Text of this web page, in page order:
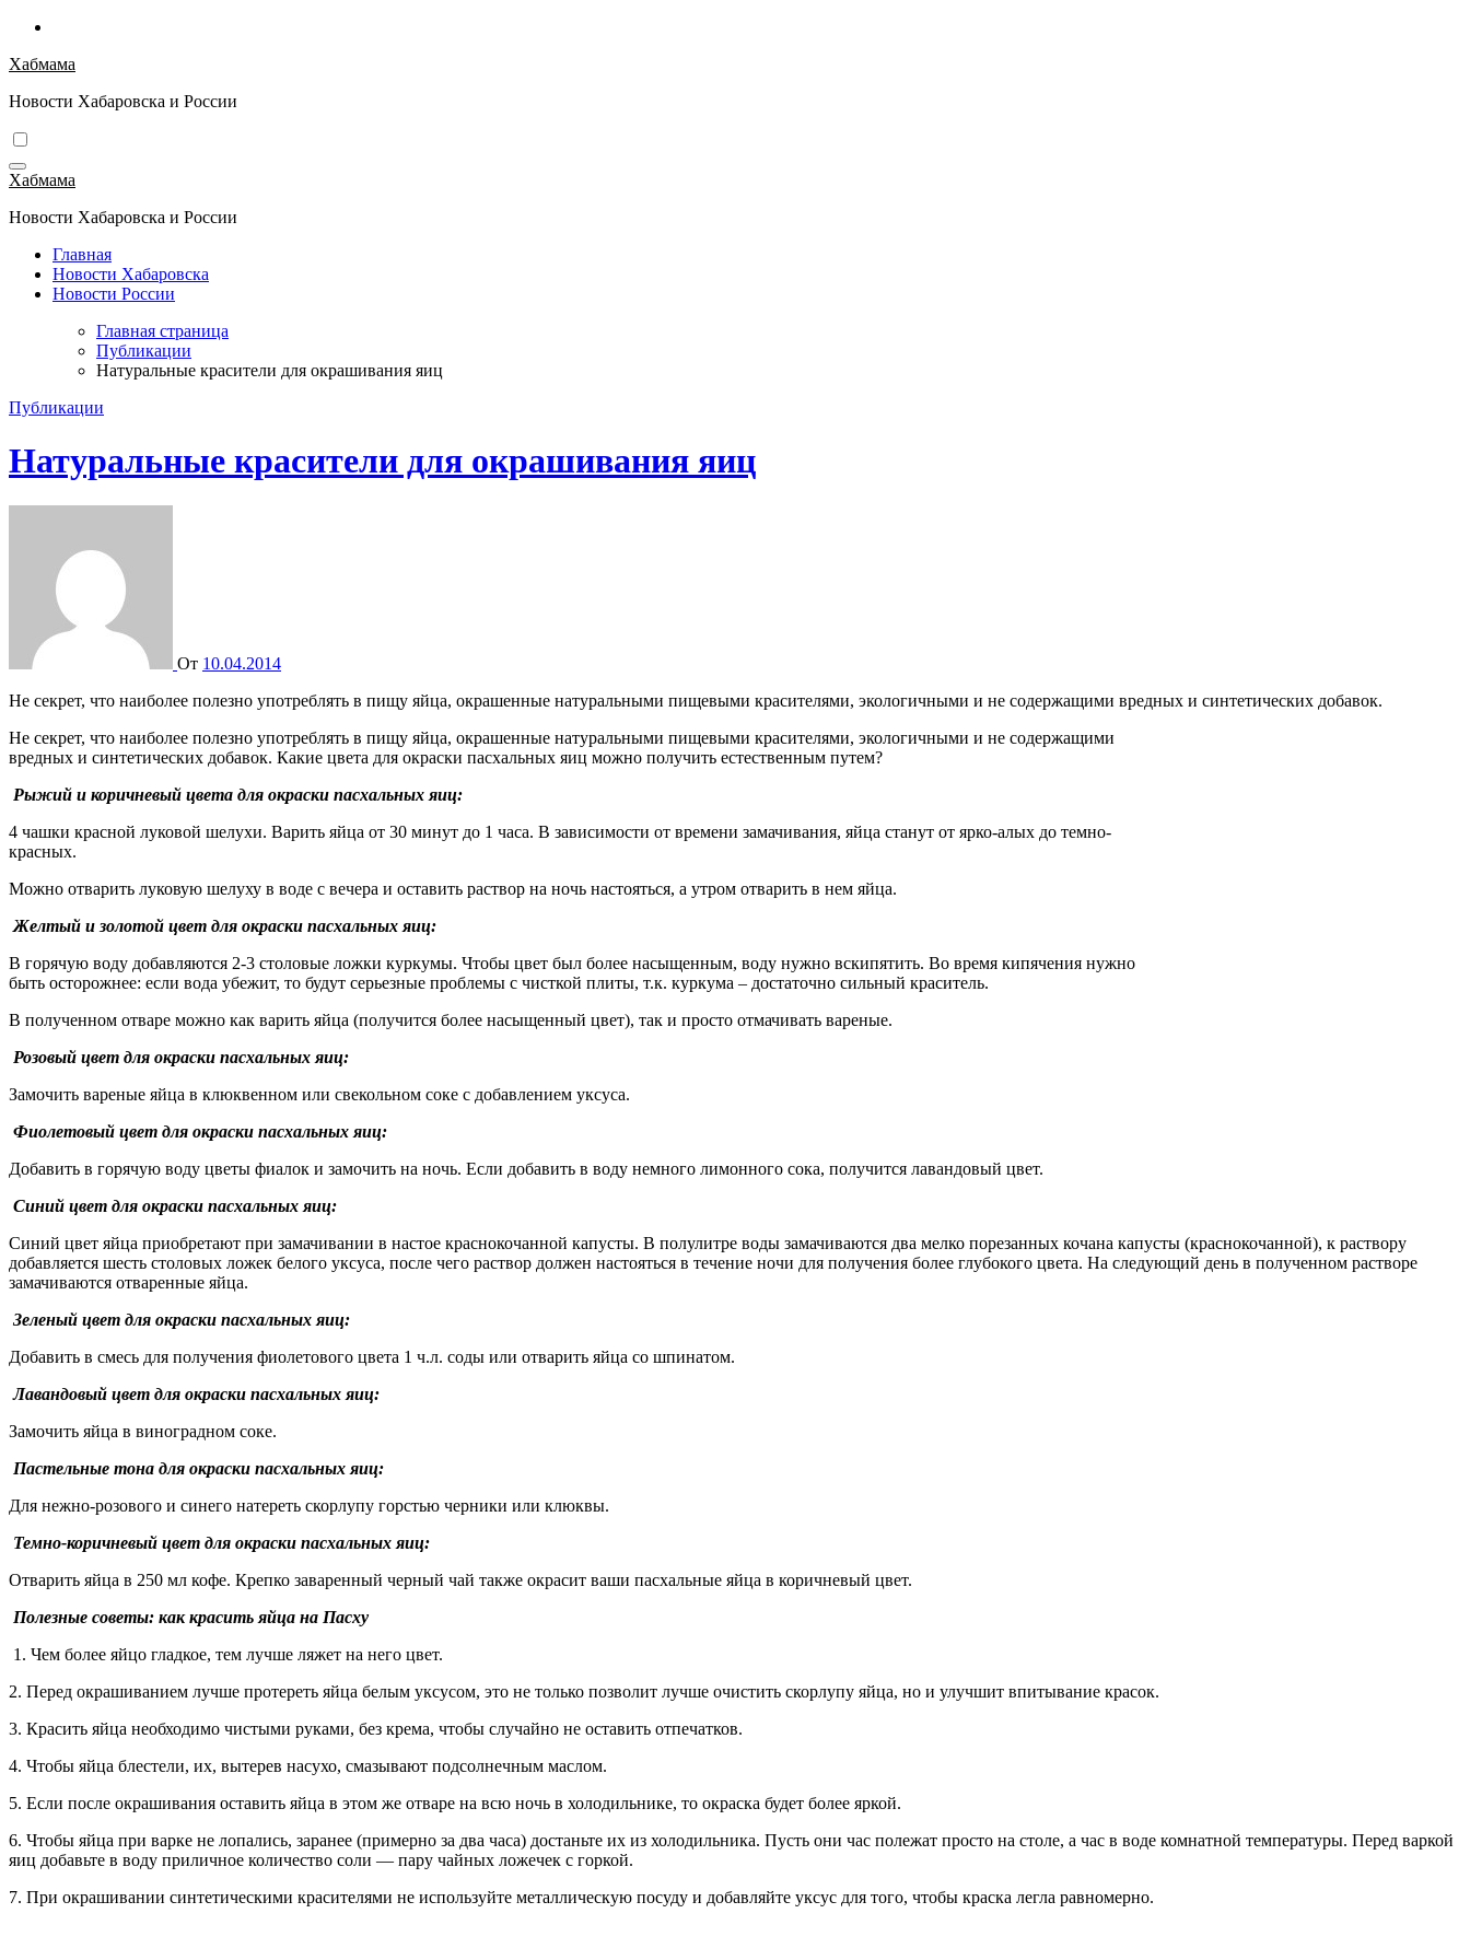
Перейти
содержимому
Хабмама
Новости Хабаровска и России
Хабмама
Новости Хабаровска и России
Главная
Новости Хабаровска
Новости России
Главная страница
Публикации
Натуральные красители для окрашивания яиц
Публикации
Натуральные красители для окрашивания яиц
От 10.04.2014
Не секрет, что наиболее полезно употреблять в пищу яйца, окрашенные натуральными пищевыми красителями, экологичными и не содержащими вредных и синтетических добавок.
Не секрет, что наиболее полезно употреблять в пищу яйца, окрашенные натуральными пищевыми красителями, экологичными и не содержащими
вредных и синтетических добавок. Какие цвета для окраски пасхальных яиц можно получить естественным путем?
Рыжий и коричневый цвета для окраски пасхальных яиц:
4 чашки красной луковой шелухи. Варить яйца от 30 минут до 1 часа. В зависимости от времени замачивания, яйца станут от ярко-алых до темно-
красных.
Можно отварить луковую шелуху в воде с вечера и оставить раствор на ночь настояться, а утром отварить в нем яйца.
Желтый и золотой цвет для окраски пасхальных яиц:
В горячую воду добавляются 2-3 столовые ложки куркумы. Чтобы цвет был более насыщенным, воду нужно вскипятить. Во время кипячения нужно
быть осторожнее: если вода убежит, то будут серьезные проблемы с чисткой плиты, т.к. куркума – достаточно сильный краситель.
В полученном отваре можно как варить яйца (получится более насыщенный цвет), так и просто отмачивать вареные.
Розовый цвет для окраски пасхальных яиц:
Замочить вареные яйца в клюквенном или свекольном соке с добавлением уксуса.
Фиолетовый цвет для окраски пасхальных яиц:
Добавить в горячую воду цветы фиалок и замочить на ночь. Если добавить в воду немного лимонного сока, получится лавандовый цвет.
Синий цвет для окраски пасхальных яиц:
Синий цвет яйца приобретают при замачивании в настое краснокочанной капусты. В полулитре воды замачиваются два мелко порезанных кочана капусты (краснокочанной), к раствору
добавляется шесть столовых ложек белого уксуса, после чего раствор должен настояться в течение ночи для получения более глубокого цвета. На следующий день в полученном растворе
замачиваются отваренные яйца.
Зеленый цвет для окраски пасхальных яиц:
Добавить в смесь для получения фиолетового цвета 1 ч.л. соды или отварить яйца со шпинатом.
Лавандовый цвет для окраски пасхальных яиц:
Замочить яйца в виноградном соке.
Пастельные тона для окраски пасхальных яиц:
Для нежно-розового и синего натереть скорлупу горстью черники или клюквы.
Темно-коричневый цвет для окраски пасхальных яиц:
Отварить яйца в 250 мл кофе. Крепко заваренный черный чай также окрасит ваши пасхальные яйца в коричневый цвет.
Полезные советы: как красить яйца на Пасху
1. Чем более яйцо гладкое, тем лучше ляжет на него цвет.
2. Перед окрашиванием лучше протереть яйца белым уксусом, это не только позволит лучше очистить скорлупу яйца, но и улучшит впитывание красок.
3. Красить яйца необходимо чистыми руками, без крема, чтобы случайно не оставить отпечатков.
4. Чтобы яйца блестели, их, вытерев насухо, смазывают подсолнечным маслом.
5. Если после окрашивания оставить яйца в этом же отваре на всю ночь в холодильнике, то окраска будет более яркой.
6. Чтобы яйца при варке не лопались, заранее (примерно за два часа) достаньте их из холодильника. Пусть они час полежат просто на столе, а час в воде комнатной температуры. Перед варкой
яиц добавьте в воду приличное количество соли — пару чайных ложечек с горкой.
7. При окрашивании синтетическими красителями не используйте металлическую посуду и добавляйте уксус для того, чтобы краска легла равномерно.